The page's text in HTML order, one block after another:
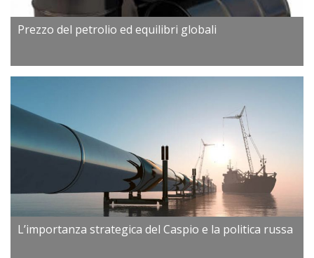
Prezzo del petrolio ed equilibri globali
L’importanza strategica del Caspio e la politica russa